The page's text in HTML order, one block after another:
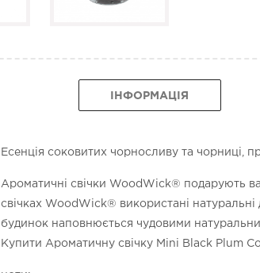
ІНФОРМАЦІЯ
Есенція соковитих чорносливу та чорниці,
Ароматичні свічки WoodWick® подарують
свічках WoodWick® використані натуральні
будинок наповнюється чудовими
Купити Ароматичну свічку Mini Black Plum